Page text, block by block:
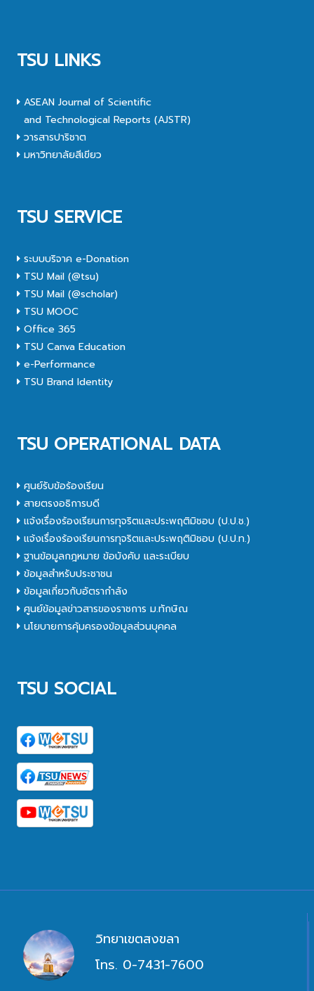
TSU LINKS
ASEAN Journal of Scientific
and Technological Reports (AJSTR)
วารสารปาริชาต
มหาวิทยาลัยสีเขียว
TSU SERVICE
ระบบบริจาค e-Donation
TSU Mail (@tsu)
TSU Mail (@scholar)
TSU MOOC
Office 365
TSU Canva Education
e-Performance
TSU Brand Identity
TSU OPERATIONAL DATA
ศูนย์รับข้อร้องเรียน
สายตรงอธิการบดี
แจ้งเรื่องร้องเรียนการทุจริตและประพฤติมิชอบ (ป.ป.ช.)
แจ้งเรื่องร้องเรียนการทุจริตและประพฤติมิชอบ (ป.ป.ท.)
ฐานข้อมูลกฎหมาย ข้อบังคับ และระเบียบ
ข้อมูลสำหรับประชาชน
ข้อมูลเกี่ยวกับอัตรากำลัง
ศูนย์ข้อมูลข่าวสารของราชการ ม.ทักษิณ
นโยบายการคุ้มครองข้อมูลส่วนบุคคล
TSU SOCIAL
วิทยาเขตสงขลา
โทร. 0-7431-7600